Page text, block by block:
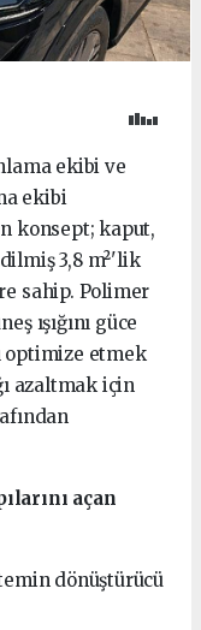
ekibi ve
ekibi
konsept; kaput,
3,8 m²'lik
sahip. Polimer
ışığını güce
optimize etmek
azaltmak için
açan
dönüştürücü